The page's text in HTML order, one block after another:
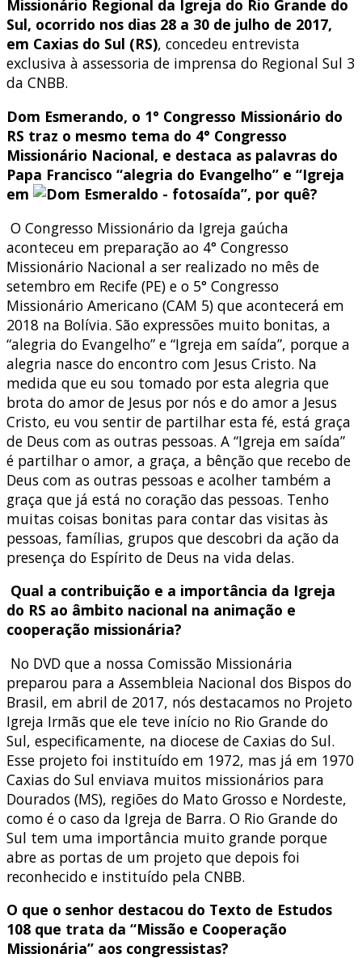
Missionário Regional da Igreja do Rio Grande do
Sul, ocorrido nos dias 28 a 30 de julho de 2017,
em Caxias do Sul (RS), concedeu entrevista
exclusiva à assessoria de imprensa do Regional Sul 3
da CNBB.
Dom Esmerando, o 1° Congresso Missionário do
RS traz o mesmo tema do 4° Congresso
Missionário Nacional, e destaca as palavras do
Papa Francisco “alegria do Evangelho” e “Igreja
em
saída”, por quê?
O Congresso Missionário da Igreja gaúcha
aconteceu em preparação ao 4° Congresso
Missionário Nacional a ser realizado no mês de
setembro em Recife (PE) e o 5° Congresso
Missionário Americano (CAM 5) que acontecerá em
2018 na Bolívia. São expressões muito bonitas, a
“alegria do Evangelho” e “Igreja em saída”, porque a
alegria nasce do encontro com Jesus Cristo. Na
medida que eu sou tomado por esta alegria que
brota do amor de Jesus por nós e do amor a Jesus
Cristo, eu vou sentir de partilhar esta fé, está graça
de Deus com as outras pessoas. A “Igreja em saída”
é partilhar o amor, a graça, a bênção que recebo de
Deus com as outras pessoas e acolher também a
graça que já está no coração das pessoas. Tenho
muitas coisas bonitas para contar das visitas às
pessoas, famílias, grupos que descobri da ação da
presença do Espírito de Deus na vida delas.
Qual a contribuição e a importância da Igreja
do RS ao âmbito nacional na animação e
cooperação missionária?
No DVD que a nossa Comissão Missionária
preparou para a Assembleia Nacional dos Bispos do
Brasil, em abril de 2017, nós destacamos no Projeto
Igreja Irmãs que ele teve início no Rio Grande do
Sul, especificamente, na diocese de Caxias do Sul.
Esse projeto foi instituído em 1972, mas já em 1970
Caxias do Sul enviava muitos missionários para
Dourados (MS), regiões do Mato Grosso e Nordeste,
como é o caso da Igreja de Barra. O Rio Grande do
Sul tem uma importância muito grande porque
abre as portas de um projeto que depois foi
reconhecido e instituído pela CNBB.
O que o senhor destacou do Texto de Estudos
108 que trata da “Missão e Cooperação
Missionária” aos congressistas?